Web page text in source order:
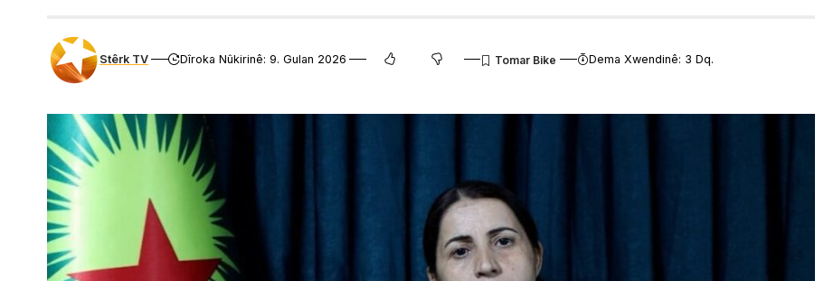
Stêrk TV Dîroka Nûkirinê: 9. Gulan 2026 Dema Xwendinê: 3 Dq.